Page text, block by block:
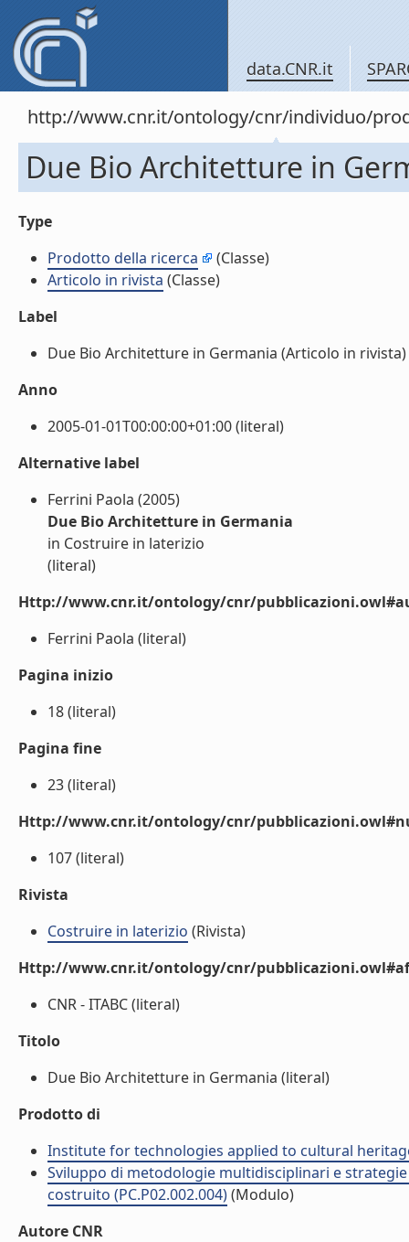
data.CNR.it
http://www.cnr.it/ontology/cnr/individuo/
Due Bio Architetture in
Type
Prodotto della ricerca
(Classe)
Articolo in rivista (Classe)
Label
Due Bio Architetture in Germania (Articolo in
Anno
2005-01-01T00:00:00+01:00 (literal)
Alternative label
Ferrini Paola (2005)
Due Bio Architetture in Germania
in Costruire in laterizio
(literal)
Http://www.cnr.it/ontology/cnr/
Ferrini Paola (literal)
Pagina inizio
18 (literal)
Pagina fine
23 (literal)
Http://www.cnr.it/ontology/cnr/
107 (literal)
Rivista
Costruire in laterizio (Rivista)
Http://www.cnr.it/ontology/cnr/
CNR - ITABC (literal)
Titolo
Due Bio Architetture in Germania (literal)
Prodotto di
Institute for technologies applied to cultural
Sviluppo di metodologie multidisciplinari e
costruito (PC.P02.002.004)(Modulo)
Autore CNR